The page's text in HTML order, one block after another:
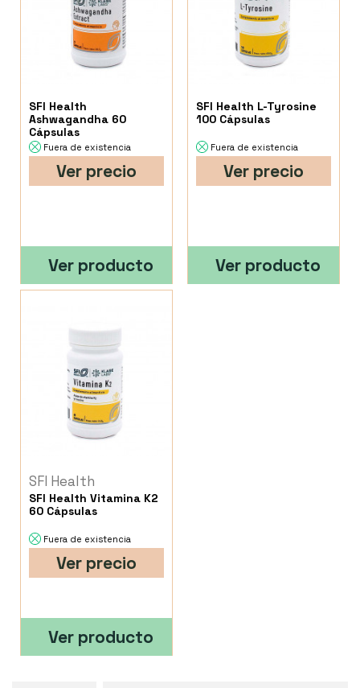
SFI Health
Ashwagandha 60
Cápsulas
Fuera de existencia
Ver precio
Ver producto
SFI Health L-Tyrosine
100 Cápsulas
Fuera de existencia
Ver precio
Ver producto
SFI Health
SFI Health Vitamina K2
60 Cápsulas
Fuera de existencia
Ver precio
Ver producto